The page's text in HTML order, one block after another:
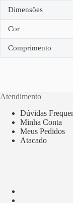
Dimensões
Cor
Comprimento
Atendimento
Dúvidas
Minha Conta
Meus Pedidos
Atacado